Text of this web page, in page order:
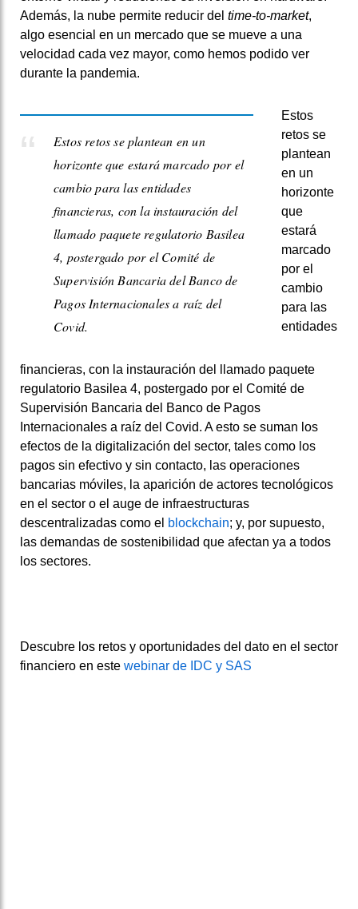
Además, la nube permite reducir del time-to-market,
algo esencial en un mercado que se mueve a una
velocidad cada vez mayor, como hemos podido ver
durante la pandemia.
Estos retos se plantean en un
horizonte que estará marcado por el
cambio para las entidades
financieras, con la instauración del
llamado paquete regulatorio Basilea
4, postergado por el Comité de
Supervisión Bancaria del Banco de
Pagos Internacionales a raíz del
Covid.
Estos
retos se
plantean
en un
horizonte
que
estará
marcado
por el
cambio
para las
entidades
financieras, con la instauración del llamado paquete
regulatorio Basilea 4, postergado por el Comité de
Supervisión Bancaria del Banco de Pagos
Internacionales a raíz del Covid. A esto se suman los
efectos de la digitalización del sector, tales como los
pagos sin efectivo y sin contacto, las operaciones
bancarias móviles, la aparición de actores tecnológicos
en el sector o el auge de infraestructuras
descentralizadas como el blockchain; y, por supuesto,
las demandas de sostenibilidad que afectan ya a todos
los sectores.
Descubre los retos y oportunidades del dato en el sector
financiero en este webinar de IDC y SAS